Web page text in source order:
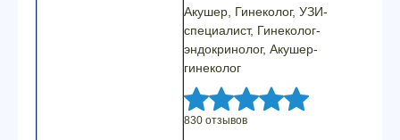
Акушер, Гинеколог, УЗИ-
специалист, Гинеколог-
эндокринолог, Акушер-
гинеколог
830 отзывов